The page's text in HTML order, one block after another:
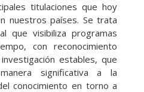
titulaciones que hoy
nuestros países. Se trata
que visibiliza programas
con reconocimiento
estables, que
significativa a la
conocimiento en torno a